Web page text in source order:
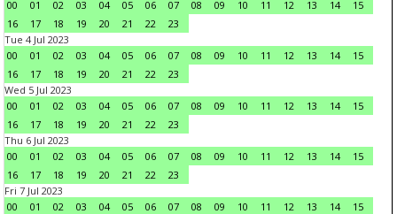
00
01 02 03 04 05 06 07 08 09 10 11 12 13 14
15
16
17 18 19 20 21 22
23
Tue 4 Jul 2023
00
01 02 03 04 05 06 07 08 09 10 11 12 13 14
15
16
17 18 19 20 21 22
23
Wed 5 Jul 2023
00
01 02 03 04 05 06 07 08 09 10 11 12 13 14
15
16
17 18 19 20 21 22
23
Thu 6 Jul 2023
00
01 02 03 04 05 06 07 08 09 10 11 12 13 14
15
16
17 18 19 20 21 22
23
Fri 7 Jul 2023
00
01 02 03 04 05 06 07 08 09 10 11 12 13 14
15